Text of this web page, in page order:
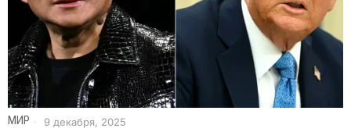
МИР 9 декабря, 2025